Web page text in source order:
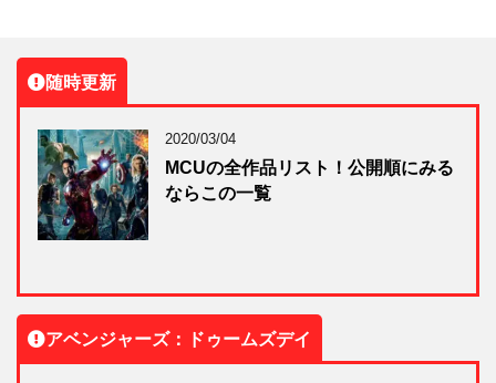
随時更新
2020/03/04
MCUの全作品リスト！公開順にみる
ならこの一覧
アベンジャーズ：ドゥームズデイ